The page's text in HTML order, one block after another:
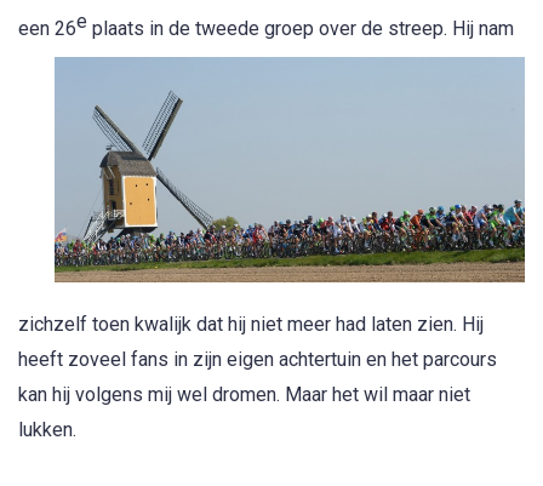
een 26e plaats in de tweede groep over de streep. Hij nam
zichzelf toen kwalijk dat hij niet meer had laten zien. Hij
heeft zoveel fans in zijn eigen achtertuin en het parcours
kan hij volgens mij wel dromen. Maar het wil maar niet
lukken.